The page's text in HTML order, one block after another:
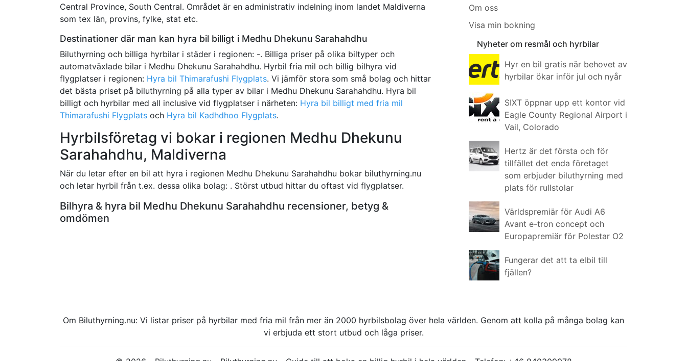
Central Province, South Central. Området är en administrativ indelning inom landet Maldiverna
som tex län, provins, fylke, stat etc.
Destinationer där man kan hyra bil billigt i Medhu Dhekunu Sarahahdhu
Biluthyrning och billiga hyrbilar i städer i regionen: -. Billiga priser på olika biltyper och
automatväxlade bilar i Medhu Dhekunu Sarahahdhu. Hyrbil fria mil och billig bilhyra vid
flygplatser i regionen: Hyra bil Thimarafushi Flygplats. Vi jämför stora som små bolag och hittar
det bästa priset på biluthyrning på alla typer av bilar i Medhu Dhekunu Sarahahdhu. Hyra bil
billigt och hyrbilar med all inclusive vid flygplatser i närheten: Hyra bil billigt med fria mil
Thimarafushi Flygplats och Hyra bil Kadhdhoo Flygplats.
Hyrbilsföretag vi bokar i regionen Medhu Dhekunu
Sarahahdhu, Maldiverna
När du letar efter en bil att hyra i regionen Medhu Dhekunu Sarahahdhu bokar biluthyrning.nu
och letar hyrbil från t.ex. dessa olika bolag: . Störst utbud hittar du oftast vid flygplatser.
Bilhyra & hyra bil Medhu Dhekunu Sarahahdhu recensioner, betyg &
omdömen
Om oss
Visa min bokning
Nyheter om resmål och hyrbilar
Hyr en bil gratis när behovet av
hyrbilar ökar inför jul och nyår
SIXT öppnar upp ett kontor vid
Eagle County Regional Airport i
Vail, Colorado
Hertz är det första och för
tillfället det enda företaget
som erbjuder biluthyrning med
plats för rullstolar
Världspremiär för Audi A6
Avant e-tron concept och
Europapremiär för Polestar O2
Fungerar det att ta elbil till
fjällen?
Om Biluthyrning.nu: Vi listar priser på hyrbilar med fria mil från mer än 2000 hyrbilsbolag över hela världen. Genom att kolla på många bolag kan
vi erbjuda ett stort utbud och låga priser.